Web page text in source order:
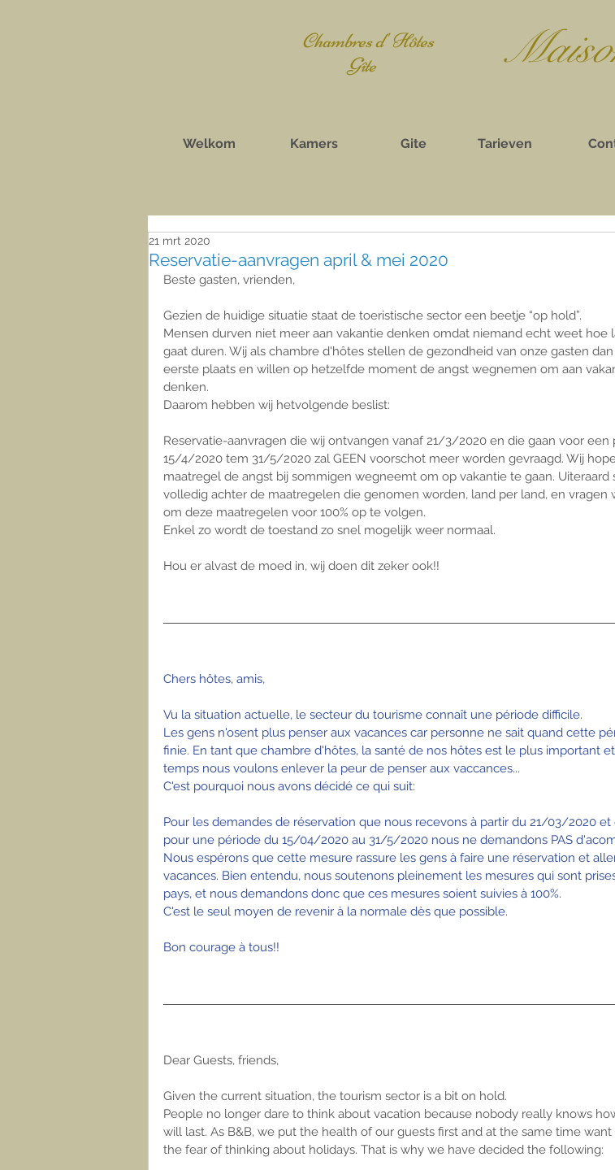
Mais
Chambres d' Hôtes
Gîte
Welkom Kamers Gite Tarieven
Reservatie-aanvragen april & mei 2020
21 mrt 2020
Beste gasten, vrienden,
Gezien de huidige situatie staat de toeristische sector een beetje “op hold”.
Mensen durven niet meer aan vakantie denken omdat niemand echt weet hoe
gaat duren. Wij als chambre d'hôtes stellen de gezondheid van onze gasten
eerste plaats en willen op hetzelfde moment de angst wegnemen om aan
denken.
Daarom hebben wij hetvolgende beslist:
Reservatie-aanvragen die wij ontvangen vanaf 21/3/2020 en die gaan voor een
15/4/2020 tem 31/5/2020 zal GEEN voorschot meer worden gevraagd. Wij
maatregel de angst bij sommigen wegneemt om op vakantie te gaan. Uiteraard
volledig achter de maatregelen die genomen worden, land per land, en vragen
om deze maatregelen voor 100% op te volgen.
Enkel zo wordt de toestand zo snel mogelijk weer normaal.
Hou er alvast de moed in, wij doen dit zeker ook!!
Chers hôtes, amis,
Vu la situation actuelle, le secteur du tourisme connaît une période difficile.
Les gens n'osent plus penser aux vacances car personne ne sait quand cette
finie. En tant que chambre d'hôtes, la santé de nos hôtes est le plus important
temps nous voulons enlever la peur de penser aux vaccances...
C'est pourquoi nous avons décidé ce qui suit:
Pour les demandes de réservation que nous recevons à partir du 21/03/2020 et
pour une période du 15/04/2020 au 31/5/2020 nous ne demandons PAS
Nous espérons que cette mesure rassure les gens à faire une réservation et
vacances. Bien entendu, nous soutenons pleinement les mesures qui sont
pays, et nous demandons donc que ces mesures soient suivies à 100%.
C'est le seul moyen de revenir à la normale dès que possible.
Bon courage à tous!!
Dear Guests, friends,
Given the current situation, the tourism sector is a bit on hold.
People no longer dare to think about vacation because nobody really knows
will last. As B&B, we put the health of our guests first and at the same time
the fear of thinking about holidays. That is why we have decided the following: